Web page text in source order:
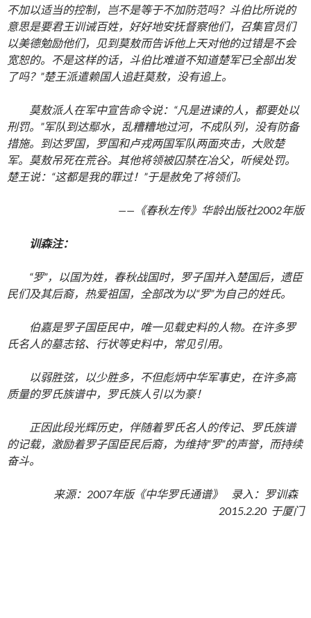
不加以适当的控制，岂不是等于不加防范吗？斗伯比所说的
意思是要君王训诫百姓，好好地安抚督察他们，召集官员们
以美德勉励他们，见到莫敖而告诉他上天对他的过错是不会
宽恕的。不是这样的话，斗伯比难道不知道楚军已全部出发
了吗？”楚王派遣赖国人追赶莫敖，没有追上。
莫敖派人在军中宣告命令说：“凡是进谏的人，都要处以
刑罚。”军队到达鄢水，乱糟糟地过河，不成队列，没有防备
措施。到达罗国，罗国和卢戎两国军队两面夾击，大败楚
军。莫敖吊死在荒谷。其他将领被囚禁在冶父，听候处罚。
楚王说：“这都是我的罪过！”于是赦免了将领们。
——《春秋左传》华龄出版社2002年版
训森注：
“罗”，以国为姓，春秋战国时，罗子国并入楚国后，遗臣
民们及其后裔，热爱祖国，全部改为以“罗”为自己的姓氏。
伯嘉是罗子国臣民中，唯一见载史料的人物。在许多罗
氏名人的墓志铭、行状等史料中，常见引用。
以弱胜弦，以少胜多，不但彪炳中华军事史，在许多高
质量的罗氏族谱中，罗氏族人引以为豪！
正因此段光辉历史，伴随着罗氏名人的传记、罗氏族谱
的记载，激励着罗子国臣民后裔，为维持“罗”的声誉，而持续
奋斗。
来源：2007年版《中华罗氏通谱》 录入：罗训森
2015.2.20 于厦门